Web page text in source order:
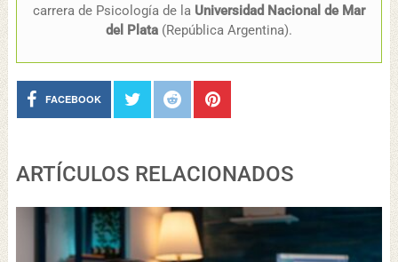
carrera de Psicología de la Universidad Nacional de Mar
del Plata(República Argentina).
FACEBOOK
ARTÍCULOS RELACIONADOS